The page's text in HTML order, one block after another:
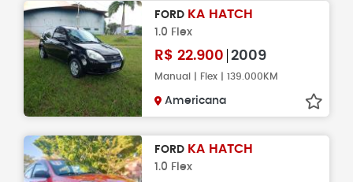
FORD KA HATCH
1.0 Flex
R$ 22.900 2009
Manual | Flex | 139.000KM
Americana
FORD KA HATCH
1.0 Flex